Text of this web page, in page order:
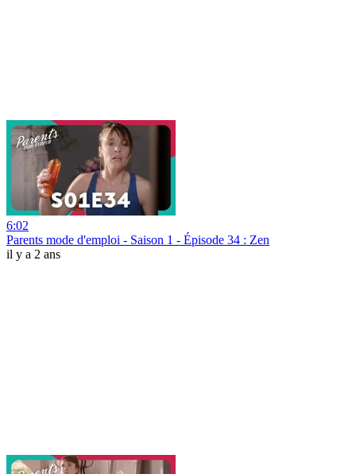
6:02
Parents mode d'emploi - Saison 1 - Épisode 34 : Zen
il y a 2 ans